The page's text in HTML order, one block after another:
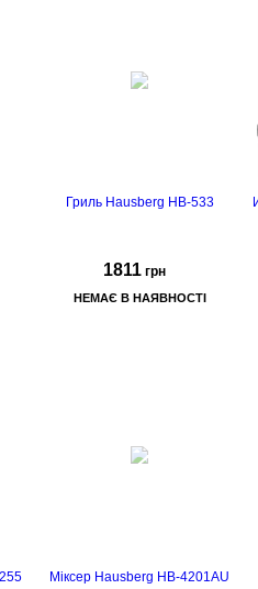
Гриль Hausberg HB-533
1811 грн
НЕМАЄ В НАЯВНОСТІ
Міксер Hausberg HB-4201AU